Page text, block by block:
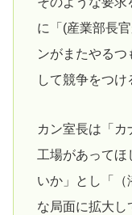
に「(産業部長
ンがまたやる
して競争をつけ
カン室長は「
工場があってほ
いか」とし「（
な局面に拡大し